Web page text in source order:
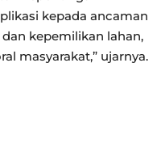
kepada ancaman
kepemilikan lahan,
masyarakat,” ujarnya.